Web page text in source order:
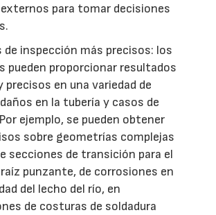
para tomar decisiones
de inspección más precisos: los
pueden proporcionar resultados
precisos en una variedad de
en la tubería y casos de
ejemplo, se pueden obtener
sobre geometrías complejas
secciones de transición para el
punzante, de corrosiones en
del lecho del río, en
de costuras de soldadura